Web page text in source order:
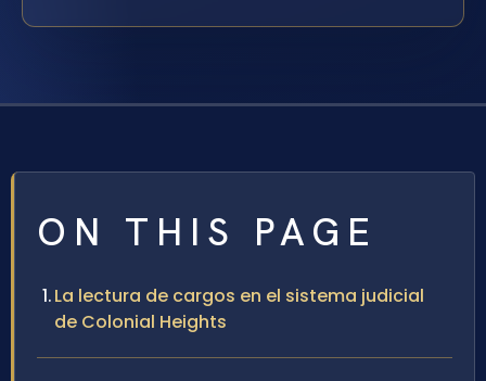
ON THIS PAGE
La lectura de cargos en el sistema judicial
de Colonial Heights